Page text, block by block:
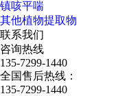
镇咳平喘
其他植物提取物
联系我们
咨询热线
135-7299-1440
全国售后热线：
135-7299-1440